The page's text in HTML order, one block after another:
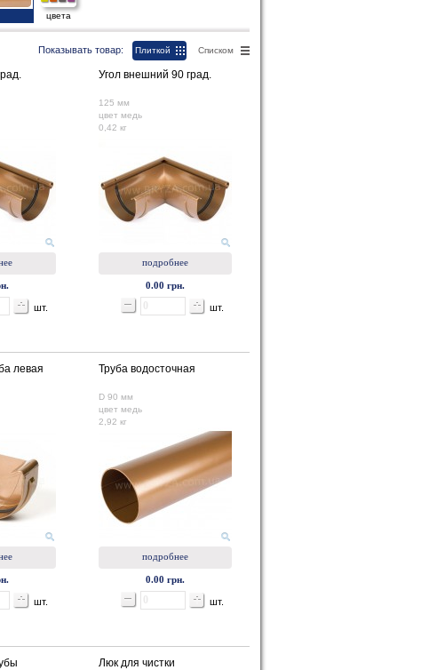
цвета
Показывать товар: Плиткой Списком
шт.
Угол внешний 90 град.
125 мм
цвет медь
0,42 кг
подробнее
0.00 грн.
шт.
левая
шт.
Труба водосточная
D 90 мм
цвет медь
2,92 кг
подробнее
0.00 грн.
шт.
Люк для чистки